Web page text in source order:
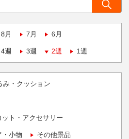
8月 7月 6月
4週 3週 2週 1週
み・クッション
ト・アクセサリー
小物 その他景品